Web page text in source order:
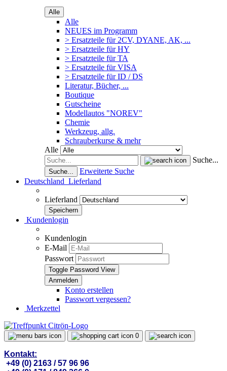
Alle
Alle
NEUES im Programm
> Ersatzteile für 2CV, DYANE, AK, ...
> Ersatzteile für HY
> Ersatzteile für TA
> Ersatzteile für VISA
> Ersatzteile für ID / DS
Literatur, Bücher, ...
Boutique
Gutscheine
Modellautos "NOREV"
Chemie
Werkzeug, allg.
Schrauberkurse & mehr
Alle
Suche...
Suche...
Erweiterte Suche
Deutschland Lieferland
Lieferland
Kundenlogin
Kundenlogin
E-Mail
Passwort
Toggle Password View
Konto erstellen
Passwort vergessen?
Merkzettel
0
Kontakt:
+49 (0) 2163 / 57 96 96